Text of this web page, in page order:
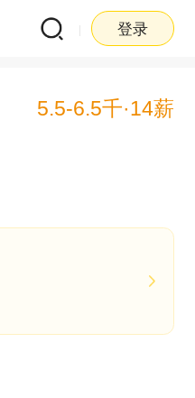
登录
5.5-6.5千·14薪